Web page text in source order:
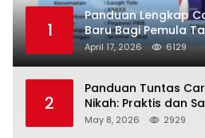
1
Panduan Lengkap
Baru Bagi Pemula
April 17, 2026 6129
2
Panduan Tuntas
Nikah: Praktis dan
May 8, 2026 2929